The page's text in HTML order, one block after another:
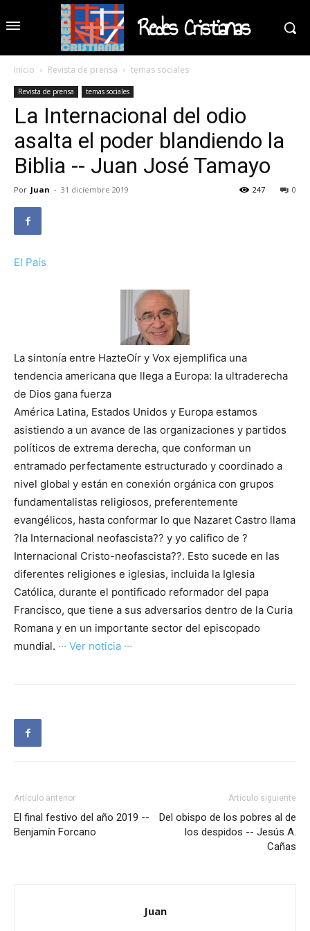
Redes Cristianas
Inicio Revista de prensa temas sociales
Revista de prensa temas sociales
La Internacional del odio
asalta el poder blandiendo la
Biblia -- Juan José Tamayo
Por Juan - 31 diciembre 2019 0
247
El País
La sintonía entre HazteOír y Vox ejemplifica una
tendencia americana que llega a Europa: la ultraderecha
de Dios gana fuerza
América Latina, Estados Unidos y Europa estamos
asistiendo a un avance de las organizaciones y partidos
políticos de extrema derecha, que conforman un
entramado perfectamente estructurado y coordinado a
nivel global y están en conexión orgánica con grupos
fundamentalistas religiosos, preferentemente
evangélicos, hasta conformar lo que Nazaret Castro llama
?la Internacional neofascista?? y yo califico de ?
Internacional Cristo-neofascista??. Esto sucede en las
diferentes religiones e iglesias, incluida la Iglesia
Católica, durante el pontificado reformador del papa
Francisco, que tiene a sus adversarios dentro de la Curia
Romana y en un importante sector del episcopado
mundial. ··· Ver noticia ···
Artículo anterior
El final festivo del año 2019 --
Benjamín Forcano
Artículo siguiente
Del obispo de los pobres al de
los despidos -- Jesús A.
Cañas
Juan